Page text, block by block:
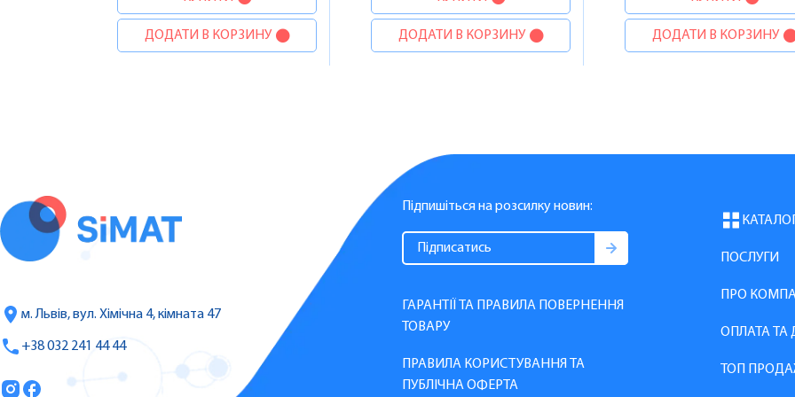
ДОДАТИ В КОРЗИНУ ДОДАТИ В КОРЗИНУ ДОДАТИ В КОРЗИНУ
м. Львів, вул. Хімічна 4, кімната 47
+38 032 241 44 44
Підпишіться на розсилку новин:
ГАРАНТІЇ ТА ПРАВИЛА ПОВЕРНЕННЯ
ТОВАРУ
ПРАВИЛА КОРИСТУВАННЯ ТА
ПУБЛІЧНА ОФЕРТА
КАТАЛОГ
ПОСЛУГИ
ПРО
ОПЛАТА ТА
ТОП